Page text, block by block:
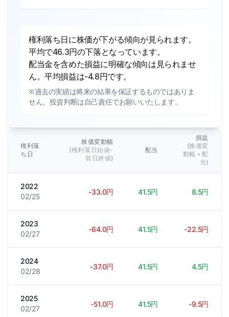
権利落ち日に株価が下がる傾向が見られます。
平均で46.3円の下落となっています。
配当金を含めた損益に明確な傾向は見られませ
ん。平均損益は-4.8円です。
※過去の実績は将来の結果を保証するものではありま
せん。投資判断は自己責任でお願いいたします。
権利落
ち日
株価変動幅
(権利落日始値-
前日終値)
配当
損益
(株価変
動幅＋配
当)
2022
02/25
-33.0円 41.5円 8.5円
2023
02/27
-64.0円 41.5円 -22.5円
2024
02/28
-37.0円 41.5円 4.5円
2025
02/27
-51.0円 41.5円 -9.5円